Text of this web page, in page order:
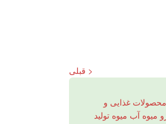
< قبلی
محصولات غذایی و
میوه آب میوه تولید